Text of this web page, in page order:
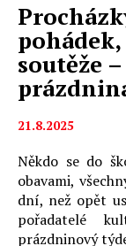
soutěže
21.8.2025
Někdo se do
obavami,
dní, než opět
pořadatelé
prázdninový